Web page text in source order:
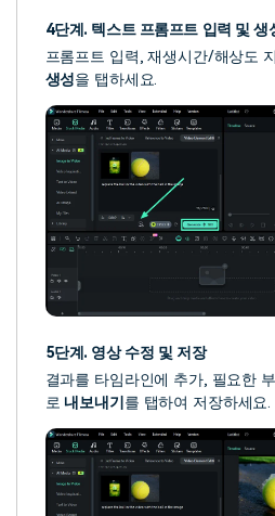
4단계. 텍스트 프롬프트 입력 및 생
프롬프트 입력, 재생시간/해상도
생성을 탭하세요.
5단계. 영상 수정 및 저장
결과를 타임라인에 추가, 필요한
로 내보내기 를 탭하여 저장하세요.